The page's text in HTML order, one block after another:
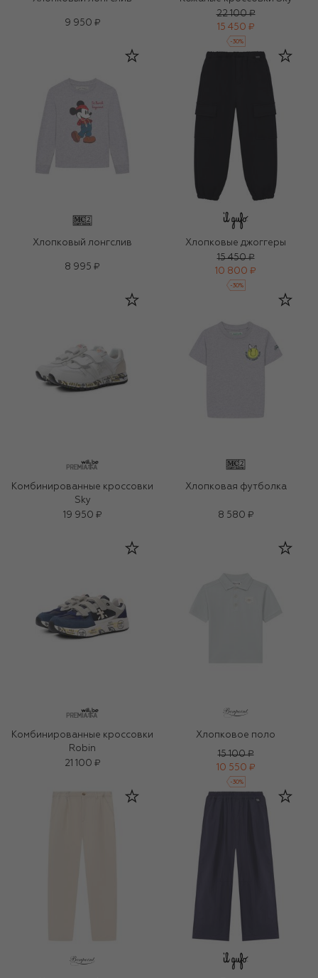
9 950 ₽
22 100 ₽
15 450 ₽
-30%
Хлопковый лонгслив
8 995 ₽
Хлопковые джоггеры
15 450 ₽
10 800 ₽
-30%
Комбинированные кроссовки
Sky
19 950 ₽
Хлопковая футболка
8 580 ₽
Комбинированные кроссовки
Robin
21 100 ₽
Хлопковое поло
15 100 ₽
10 550 ₽
-30%